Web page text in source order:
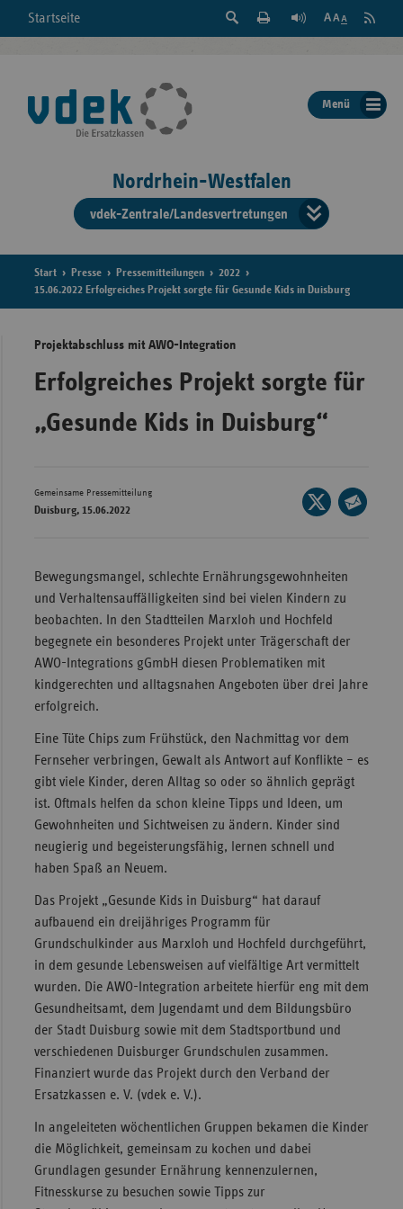
Startseite
Suche
der
Seite
Feed
Menü
Nordrhein-Westfalen
vdek-Zentrale/Landesvertretungen
der
Start Presse Pressemitteilungen
2022
15.06.2022 Erfolgreiches Projekt sorgte für Gesunde Kids in Duisburg
Projektabschluss mit AWO-Integration
Erfolgreiches Projekt sorgte für
„Gesunde Kids in Duisburg“
Gemeinsame Pressemitteilung
Duisburg, 15.06.2022
Seite
auf
Bewegungsmangel, schlechte Ernährungsgewohnheiten
und Verhaltensauffälligkeiten sind bei vielen Kindern zu
beobachten. In den Stadtteilen Marxloh und Hochfeld
begegnete ein besonderes Projekt unter Trägerschaft der
AWO-Integrations gGmbH diesen Problematiken mit
kindgerechten und alltagsnahen Angeboten über drei Jahre
erfolgreich.
Eine Tüte Chips zum Frühstück, den Nachmittag vor dem
Fernseher verbringen, Gewalt als Antwort auf Konflikte – es
gibt viele Kinder, deren Alltag so oder so ähnlich geprägt
ist. Oftmals helfen da schon kleine Tipps und Ideen, um
Gewohnheiten und Sichtweisen zu ändern. Kinder sind
neugierig und begeisterungsfähig, lernen schnell und
haben Spaß an Neuem.
Das Projekt „Gesunde Kids in Duisburg“ hat darauf
aufbauend ein dreijähriges Programm für
Grundschulkinder aus Marxloh und Hochfeld durchgeführt,
in dem gesunde Lebensweisen auf vielfältige Art vermittelt
wurden. Die AWO-Integration arbeitete hierfür eng mit dem
Gesundheitsamt, dem Jugendamt und dem Bildungsbüro
der Stadt Duisburg sowie mit dem Stadtsportbund und
verschiedenen Duisburger Grundschulen zusammen.
Finanziert wurde das Projekt durch den Verband der
Ersatzkassen e. V. (vdek e. V.).
In angeleiteten wöchentlichen Gruppen bekamen die Kinder
die Möglichkeit, gemeinsam zu kochen und dabei
Grundlagen gesunder Ernährung kennenzulernen,
Fitnesskurse zu besuchen sowie Tipps zur